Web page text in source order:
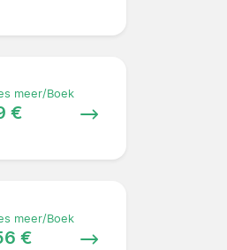
meer/Boek
€
meer/Boek
€